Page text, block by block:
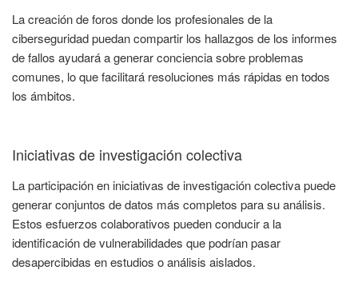
La creación de foros donde los profesionales de la
ciberseguridad puedan compartir los hallazgos de los informes
de fallos ayudará a generar conciencia sobre problemas
comunes, lo que facilitará resoluciones más rápidas en todos
los ámbitos.
Iniciativas de investigación colectiva
La participación en iniciativas de investigación colectiva puede
generar conjuntos de datos más completos para su análisis.
Estos esfuerzos colaborativos pueden conducir a la
identificación de vulnerabilidades que podrían pasar
desapercibidas en estudios o análisis aislados.